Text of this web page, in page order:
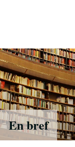
En bref